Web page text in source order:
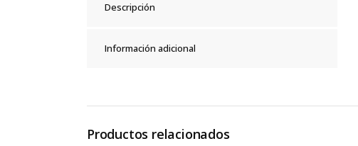
Descripción
Información adicional
Productos relacionados